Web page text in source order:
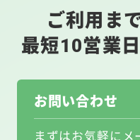
ご利用ま
最短10営業
お問い合わせ
まずはお気軽に